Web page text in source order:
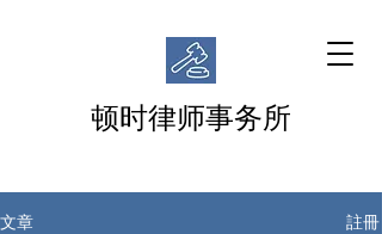
顿时律师事务所
文章 註冊